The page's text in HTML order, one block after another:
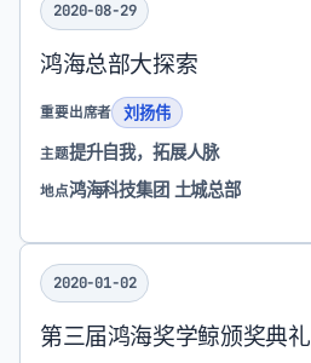
2020-08-29
鸿海总部大探索
重要出席者 刘扬伟
主题提升自我，拓展人脉
地点鸿海科技集团 土城总部
2020-01-02
第三届鸿海奖学鲸颁奖典礼